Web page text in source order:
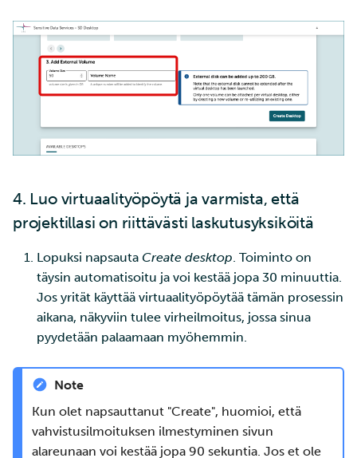
4. Luo virtuaalityöpöytä ja varmista, että
projektillasi on riittävästi laskutusyksiköitä
Lopuksi napsauta Create desktop . Toiminto on
täysin automatisoitu ja voi kestää jopa 30 minuuttia.
Jos yrität käyttää virtuaalityöpöytää tämän prosessin
aikana, näkyviin tulee virheilmoitus, jossa sinua
pyydetään palaamaan myöhemmin.
Note
Kun olet napsauttanut "Create", huomioi, että
vahvistusilmoituksen ilmestyminen sivun
alareunaan voi kestää jopa 90 sekuntia. Jos et ole